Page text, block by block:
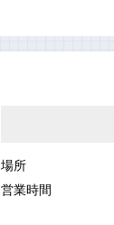
場所
営業時間